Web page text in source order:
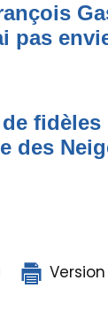
pas
des